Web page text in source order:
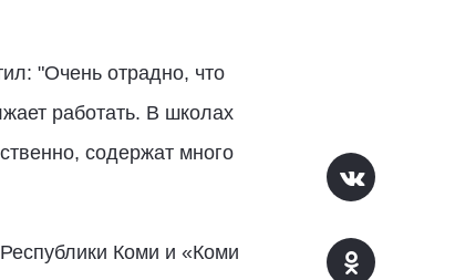
"Очень отрадно, что
работать. В школах
содержат много
Коми и «Коми